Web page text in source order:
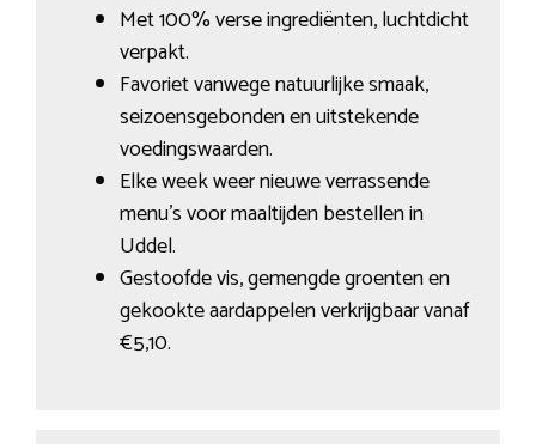
Met 100% verse ingrediënten, luchtdicht
verpakt.
Favoriet vanwege natuurlijke smaak,
seizoensgebonden en uitstekende
voedingswaarden.
Elke week weer nieuwe verrassende
menu’s voor maaltijden bestellen in
Uddel.
Gestoofde vis, gemengde groenten en
gekookte aardappelen verkrijgbaar vanaf
€5,10.